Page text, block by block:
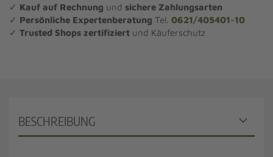
✓ Kauf auf Rechnung und sichere Zahlungsarten
✓ Persönliche Expertenberatung Tel. 0621/405401-10
✓ Trusted Shops zertifiziert und Käuferschutz
BESCHREIBUNG